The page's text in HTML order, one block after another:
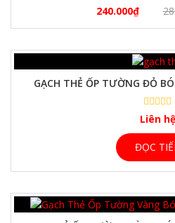
240.000₫
GẠCH THẺ ỐP TƯỜNG ĐỎ
Liên hệ
ĐỌC